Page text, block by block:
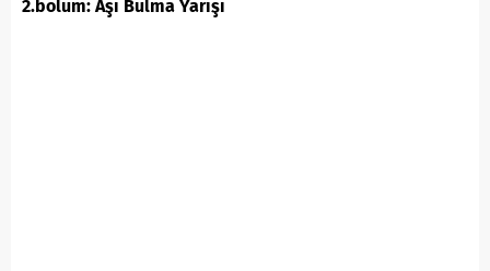
2.bölüm: Aşı Bulma Yarışı